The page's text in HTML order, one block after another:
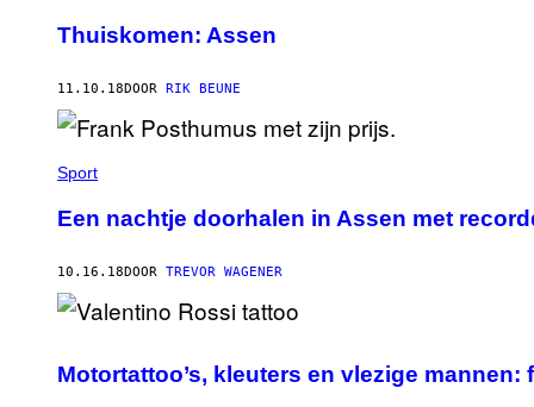
Thuiskomen: Assen
11.10.18DOOR RIK BEUNE
Sport
Een nachtje doorhalen in Assen met
10.16.18DOOR TREVOR WAGENER
Motortattoo’s, kleuters en vlezige mannen: